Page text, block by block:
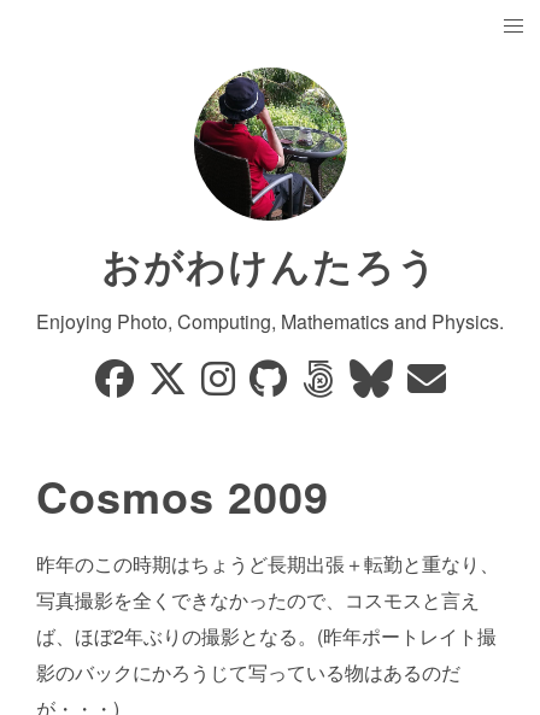
おがわけんたろう
Enjoying Photo, Computing, Mathematics and Physics.
Cosmos 2009
昨年のこの時期はちょうど長期出張＋転勤と重なり、
写真撮影を全くできなかったので、コスモスと言え
ば、ほぼ2年ぶりの撮影となる。(昨年ポートレイト撮
影のバックにかろうじて写っている物はあるのだ
が・・・)